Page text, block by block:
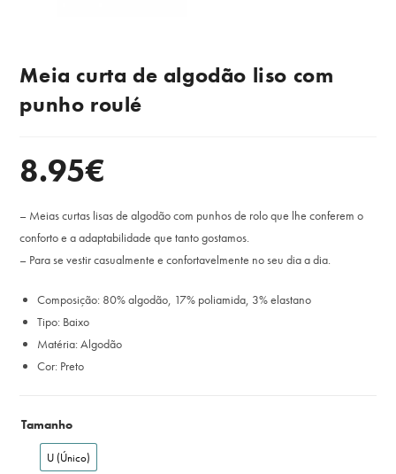
Meia curta de algodão liso com
punho roulé
8.95€
– Meias curtas lisas de algodão com punhos de rolo que lhe conferem o
conforto e a adaptabilidade que tanto gostamos.
– Para se vestir casualmente e confortavelmente no seu dia a dia.
Composição: 80% algodão, 17% poliamida, 3% elastano
Tipo: Baixo
Matéria: Algodão
Cor: Preto
Tamanho
U (Único)